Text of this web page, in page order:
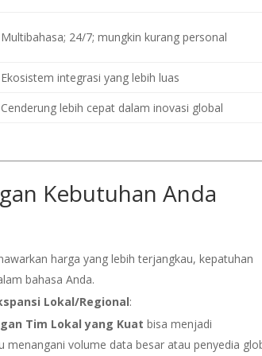
Multibahasa; 24/7; mungkin kurang personal
Ekosistem integrasi yang lebih luas
Cenderung lebih cepat dalam inovasi global
Kebutuhan Anda
harga yang lebih terjangkau, kepatuhan
bahasa Anda.
Lokal/Regional:
Tim Lokal yang Kuat bisa menjadi
menangani volume data besar atau penyedia